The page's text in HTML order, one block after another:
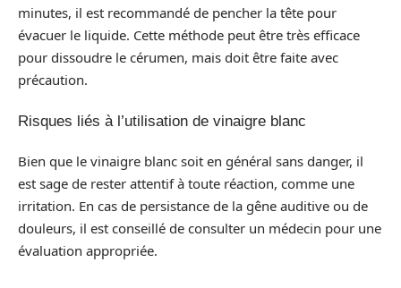
minutes, il est recommandé de pencher la tête pour
évacuer le liquide. Cette méthode peut être très efficace
pour dissoudre le cérumen, mais doit être faite avec
précaution.
Risques liés à l’utilisation de vinaigre blanc
Bien que le vinaigre blanc soit en général sans danger, il
est sage de rester attentif à toute réaction, comme une
irritation. En cas de persistance de la gêne auditive ou de
douleurs, il est conseillé de consulter un médecin pour une
évaluation appropriée.